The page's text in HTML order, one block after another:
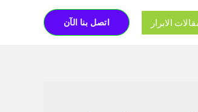
الابرار اتصل بنا الآن